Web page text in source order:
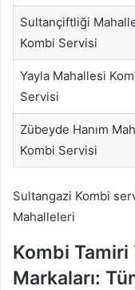
Sultançiftliği
Kombi Servisi
Yayla Mahallesi
Servisi
Zübeyde Hanım
Kombi Servisi
Sultangazi Kombi
Mahalleleri
Kombi Tamiri
Markaları: